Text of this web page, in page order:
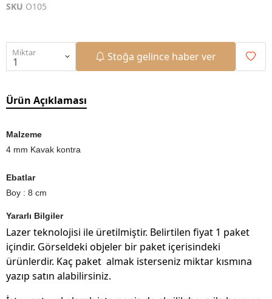
SKU O105
Miktar Stoğa gelince haber ver
Ürün Açıklaması
Malzeme
4 mm Kavak kontra
Ebatlar
Boy : 8 cm
Yararlı Bilgiler
Lazer teknolojisi ile üretilmiştir. Belirtilen fiyat 1 paket
içindir. Görseldeki objeler bir paket içerisindeki
ürünlerdir. Kaç paket almak isterseniz miktar kısmına
yazıp satın alabilirsiniz.